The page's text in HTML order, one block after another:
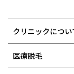
クリニックについ
医療脱毛